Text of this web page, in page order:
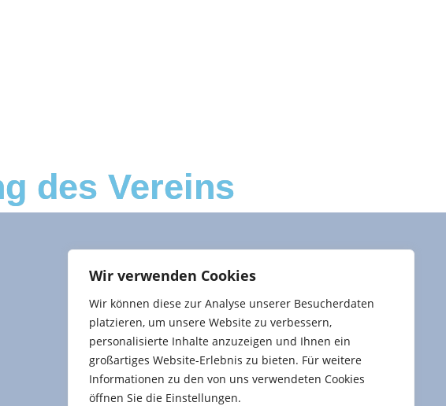
Wir verwenden Cookies
Wir können diese zur Analyse unserer Besucherdaten
platzieren, um unsere Website zu verbessern,
personalisierte Inhalte anzuzeigen und Ihnen ein
großartiges Website-Erlebnis zu bieten. Für weitere
Informationen zu den von uns verwendeten Cookies
öffnen Sie die Einstellungen.
des Vereins